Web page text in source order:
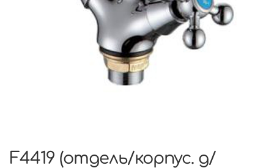
F4419 (отдель/корпус. д/